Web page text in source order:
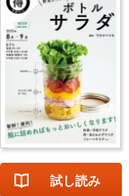
試し読み